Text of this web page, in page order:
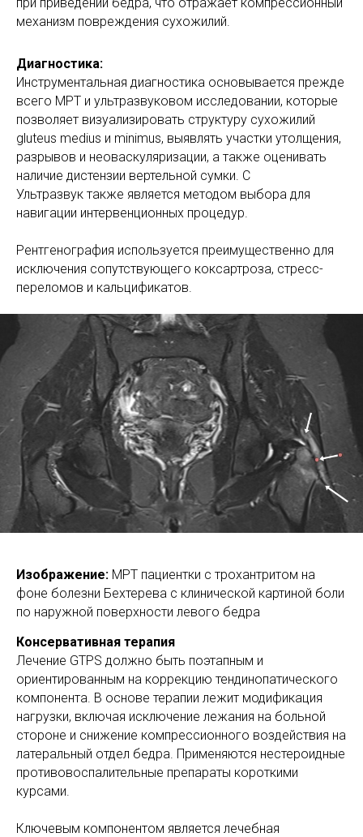
механизм повреждения сухожилий.
Диагностика:
Инструментальная диагностика основывается прежде
всего МРТ и ультразвуковом исследовании, которые
позволяет визуализировать структуру сухожилий
gluteus medius и minimus, выявлять участки утолщения,
разрывов и неоваскуляризации, а также оценивать
наличие дистензии вертельной сумки. С
Ультразвук также является методом выбора для
навигации интервенционных процедур.
Рентгенография используется преимущественно для
исключения сопутствующего коксартроза, стресс-
переломов и кальцификатов.
Изображение: МРТ пациентки с трохантритом на
фоне болезни Бехтерева с клинической картиной боли
по наружной поверхности левого бедра
Консервативная терапия
Лечение GTPS должно быть поэтапным и
ориентированным на коррекцию тендинопатического
компонента. В основе терапии лежит модификация
нагрузки, включая исключение лежания на больной
стороне и снижение компрессионного воздействия на
латеральный отдел бедра. Применяются нестероидные
противовоспалительные препараты короткими
курсами.
Ключевым компонентом является лечебная